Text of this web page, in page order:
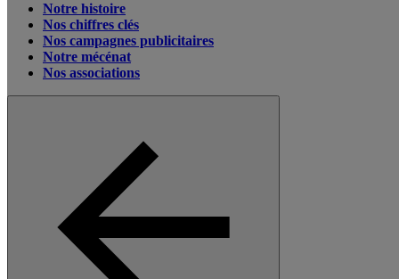
Notre histoire
Nos chiffres clés
Nos campagnes publicitaires
Notre mécénat
Nos associations